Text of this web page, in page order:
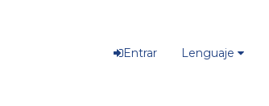
Entrar Lenguaje